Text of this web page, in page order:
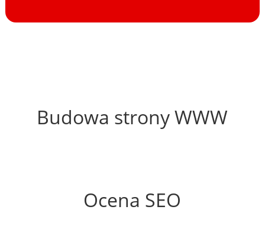
Budowa strony WWW
Ocena SEO